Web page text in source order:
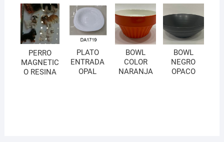
PERRO
MAGNETIC
O RESINA
PLATO
ENTRADA
OPAL
BOWL
COLOR
NARANJA
BOWL
NEGRO
OPACO